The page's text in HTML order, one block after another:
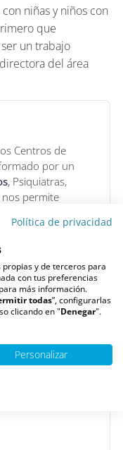
niñas y niños con
que
un trabajo
del área
Centros de
por un
, Psiquiatras,
permite
Política de privacidad
propias y de terceros para
con tus preferencias
para más información.
todas”, configurarlas
clicando en "Denegar".
Personalizar